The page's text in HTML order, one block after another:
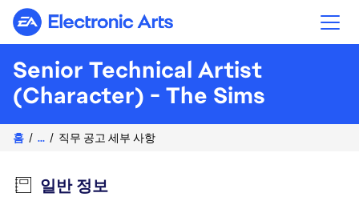
Electronic Arts
Senior Technical Artist
(Character) - The Sims
홈 ... 직무 공고 세부 사항
일반 정보